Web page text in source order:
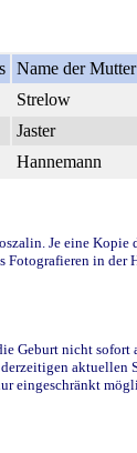
Name der Mutter
Strelow
Jaster
Hannemann
Je eine Kopie
in der
Geburt nicht sofort
aktuellen
eingeschränkt